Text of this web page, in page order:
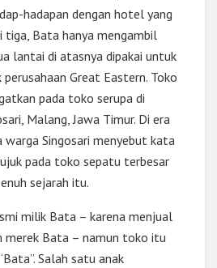
hadapan dengan hotel yang
tiga, Bata hanya mengambil
lantai di atasnya dipakai untuk
Great Eastern. Toko
pada toko serupa di
Malang, Jawa Timur. Di era
warga Singosari menyebut kata
pada toko sepatu terbesar
sejarah itu.
milik Bata – karena menjual
merek Bata – namun toko itu
Salah satu anak